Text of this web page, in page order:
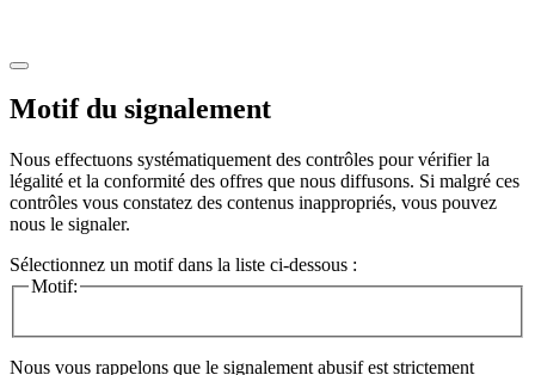
Motif du signalement
Nous effectuons systématiquement des contrôles pour vérifier la
légalité et la conformité des offres que nous diffusons. Si malgré ces
contrôles vous constatez des contenus inappropriés, vous pouvez
nous le signaler.
Sélectionnez un motif dans la liste ci-dessous :
Motif:
Nous vous rappelons que le signalement abusif est strictement